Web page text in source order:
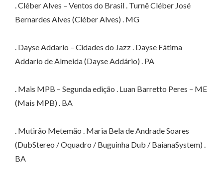
. Cléber Alves – Ventos do Brasil . Turnê Cléber José
Bernardes Alves (Cléber Alves) . MG
. Dayse Addario – Cidades do Jazz . Dayse Fátima
Addario de Almeida (Dayse Addário) . PA
. Mais MPB – Segunda edição . Luan Barretto Peres – ME
(Mais MPB) . BA
. Mutirão Metemão . Maria Bela de Andrade Soares
(DubStereo / Oquadro / Buguinha Dub / BaianaSystem) .
BA